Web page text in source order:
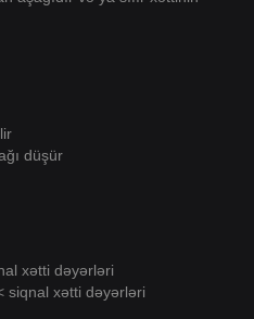
düşür
xətti dəyərləri
siqnal xətti dəyərləri